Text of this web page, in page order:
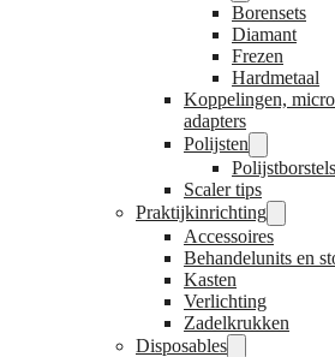
Borensets
Diamant
Frezen
Hardmetaal
Koppelingen,
adapters
Polijsten
Polijstborstels
Scaler tips
Praktijkinrichting
Accessoires
Behandelunits en
Kasten
Verlichting
Zadelkrukken
Disposables